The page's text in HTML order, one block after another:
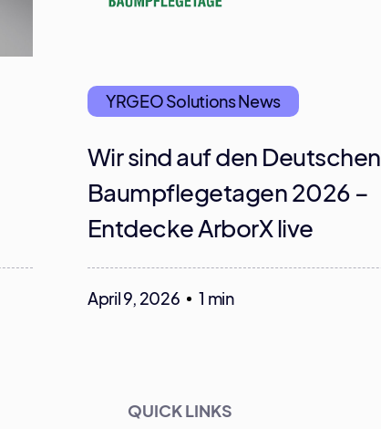
YRGEO Solutions News
Wir sind auf den Deutschen
Baumpflegetagen 2026 –
Entdecke ArborX live
April 9, 2026 1 min
QUICK LINKS